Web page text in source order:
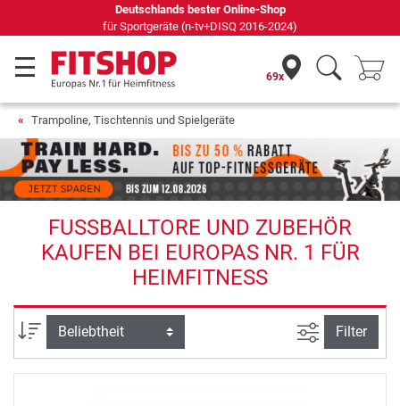
69 Fachmärkte vor Ort mit 75 eigenen Servicetechnikern
69x
Trampoline, Tischtennis und Spielgeräte
FUSSBALLTORE UND ZUBEHÖR K
AUFEN BEI EUROPAS NR. 1 FÜR H
EIMFITNESS
Sortierung Ansicht
Filter